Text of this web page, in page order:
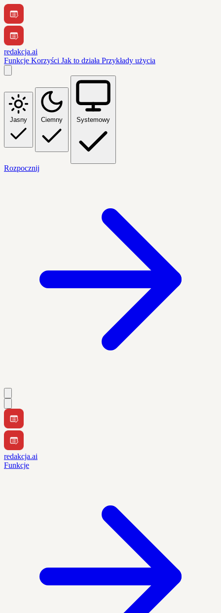
redakcja.ai
Funkcje Korzyści Jak to działa Przykłady użycia
Jasny Ciemny Systemowy
Rozpocznij
redakcja.ai
Funkcje